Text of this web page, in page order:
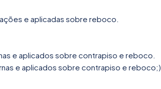
e aplicadas sobre reboco.
e aplicados sobre contrapiso e reboco.
e aplicados sobre contrapiso e reboco;).